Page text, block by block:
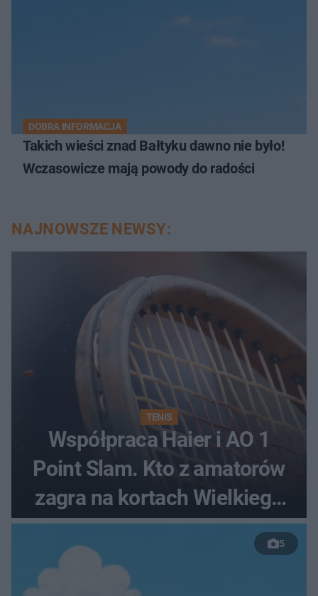
DOBRA INFORMACJA
Takich wieści znad Bałtyku dawno nie było!
Wczasowicze mają powody do radości
NAJNOWSZE NEWSY:
TENIS
Współpraca Haier i AO 1
Point Slam. Kto z amatorów
zagra na kortach Wielkiego
Szlema?
5